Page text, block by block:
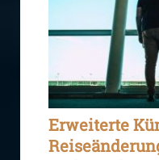
Erweiterte